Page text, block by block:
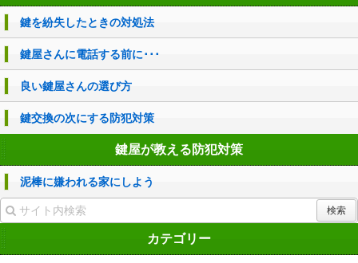
鍵を紛失したときの対処法
鍵屋さんに電話する前に･･･
良い鍵屋さんの選び方
鍵交換の次にする防犯対策
鍵屋が教える防犯対策
泥棒に嫌われる家にしよう
カテゴリー